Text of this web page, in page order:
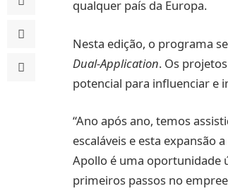
qualquer país da Europa.
Nesta edição, o programa
Dual-Application. Os
potencial para influenciar e
“Ano após ano, temos
escaláveis e esta expansão
Apollo é uma oportunidade
primeiros passos no